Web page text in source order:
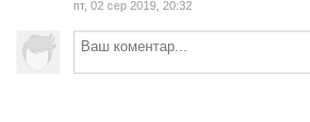
пт, 02 сер 2019, 20:32